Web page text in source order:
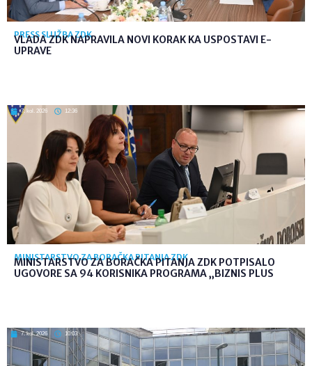
PRESS SLUŽBA ZDK
VLADA ZDK NAPRAVILA NOVI KORAK KA USPOSTAVI E-
UPRAVE
7. kol. 2026 12:36
MINISTARSTVO ZA BORAČKA PITANJA ZDK
MINISTARSTVO ZA BORAČKA PITANJA ZDK POTPISALO
UGOVORE SA 94 KORISNIKA PROGRAMA „BIZNIS PLUS
7. kol. 2026 10:03